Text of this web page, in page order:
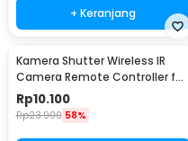
+ Keranjang
Kamera Shutter Wireless IR
Camera Remote Controller for
Canon Camera
Rp10.100
Rp23.900 58%